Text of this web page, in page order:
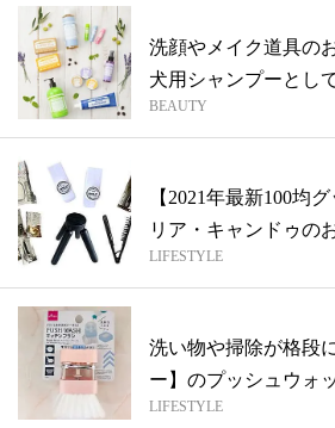
洗顔やメイク道具の
犬用シャンプーとし
クソ...
BEAUTY
【2021年最新100均
リア・キャンドゥの
LIFESTYLE
洗い物や掃除が格段
ー】のプッシュウォ
LIFESTYLE